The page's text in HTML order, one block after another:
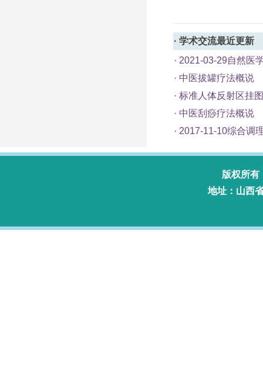
· 学术交流最近更新
· 2021-03-29自然医
· 中医拔罐疗法概说
· 标准人体反射区挂图
· 中医刮痧疗法概说
· 2017-11-10综合调
版权所有
地址：山西